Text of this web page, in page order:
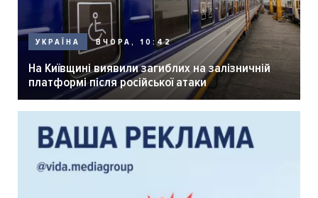
УКРАЇНА ВЧОРА, 10:42
На Київщині виявили загиблих на залізничній
платформі після російської атаки